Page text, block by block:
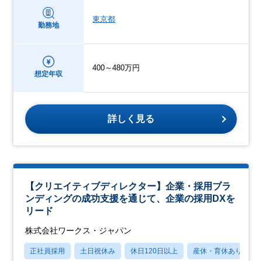
勤務地
東京都
想定年収
400～480万円
詳しく見る
【クリエイティブディレクター】企業・採用ブラ
ンディングの成功支援を通じて、企業の採用DXを
リード
株式会社ワークス・ジャパン
正社員採用 土日祝休み 休日120日以上 産休・育休あり